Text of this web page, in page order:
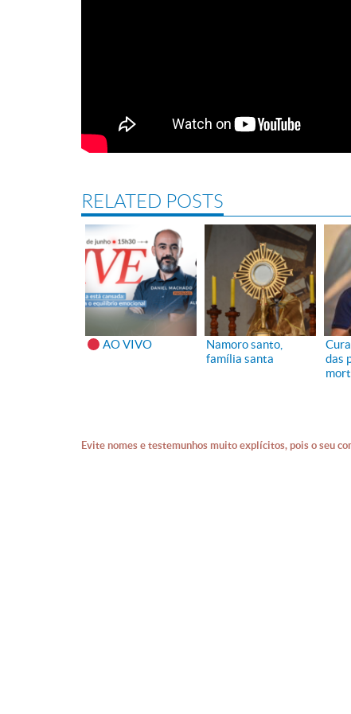
RELATED POSTS
AO VIVO
Namoro santo,
família santa
das
Evite nomes e testemunhos muito explícitos, pois o seu